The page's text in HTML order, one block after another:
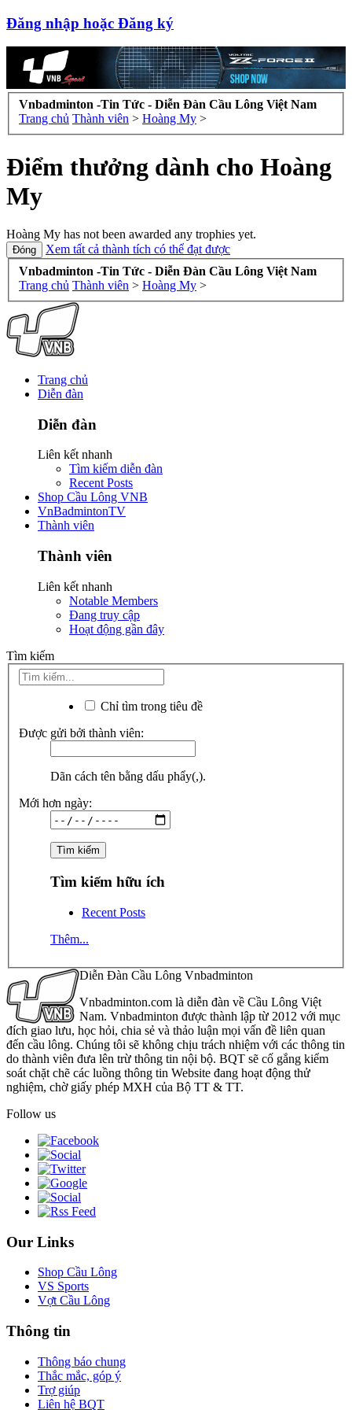
Đăng nhập hoặc Đăng ký
Vnbadminton -Tin Tức - Diễn Đàn Cầu Lông Việt Nam
Trang chủ Thành viên > Hoàng My >
Điểm thưởng dành cho Hoàng
My
Hoàng My has not been awarded any trophies yet.
Xem tất cả thành tích có thể đạt được
Vnbadminton -Tin Tức - Diễn Đàn Cầu Lông Việt Nam
Trang chủ Thành viên > Hoàng My >
Trang chủ
Diễn đàn
Diễn đàn
Liên kết nhanh
Tìm kiếm diễn đàn
Recent Posts
Shop Cầu Lông VNB
VnBadmintonTV
Thành viên
Thành viên
Liên kết nhanh
Notable Members
Đang truy cập
Hoạt động gần đây
Tìm kiếm
Chỉ tìm trong tiêu đề
Được gửi bởi thành viên:
Dãn cách tên bằng dấu phẩy(,).
Mới hơn ngày:
Tìm kiếm hữu ích
Recent Posts
Thêm...
Diễn Đàn Cầu Lông Vnbadminton
Vnbadminton.com là diễn đàn về Cầu Lông Việt
Nam. Vnbadminton được thành lập từ 2012 với mục
đích giao lưu, học hỏi, chia sẻ và thảo luận mọi vấn đề liên quan
đến cầu lông. Chúng tôi sẽ không chịu trách nhiệm với các thông tin
do thành viên đưa lên trừ thông tin nội bộ. BQT sẽ cố gắng kiểm
soát chặt chẽ các luồng thông tin Website đang hoạt động thử
nghiệm, chờ giấy phép MXH của Bộ TT & TT.
Follow us
Our Links
Shop Cầu Lông
VS Sports
Vợt Cầu Lông
Thông tin
Thông báo chung
Thắc mắc, góp ý
Trợ giúp
Liên hệ BQT